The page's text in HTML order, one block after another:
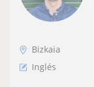
Bizkaia
Inglés